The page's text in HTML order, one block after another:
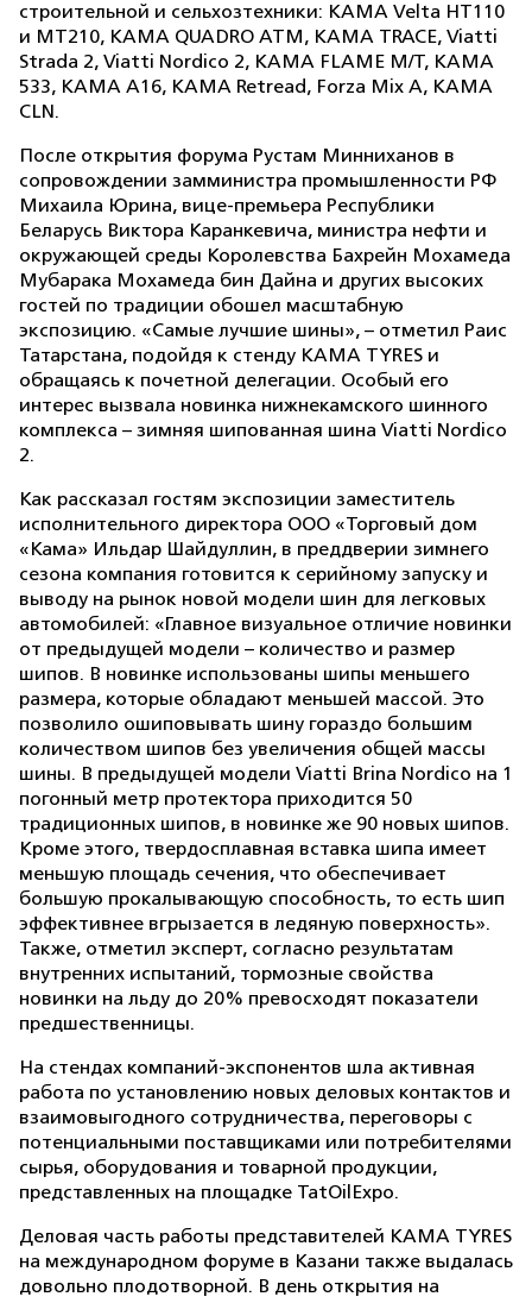
строительной и сельхозтехники: KAMA Velta НТ110
и MT210, KAMA QUADRO ATM, KAMA TRACE, Viatti
Strada 2, Viatti Nordico 2, KAMA FLAME М/Т, KAMA
533, KAMA A16, KAMA Retread, Forza Mix A, KAMA
CLN.
После открытия форума Рустам Минниханов в
сопровождении замминистра промышленности РФ
Михаила Юрина, вице-премьера Республики
Беларусь Виктора Каранкевича, министра нефти и
окружающей среды Королевства Бахрейн Мохамеда
Мубарака Мохамеда бин Дайна и других высоких
гостей по традиции обошел масштабную
экспозицию. «Самые лучшие шины», – отметил Раис
Татарстана, подойдя к стенду KAMA TYRES и
обращаясь к почетной делегации. Особый его
интерес вызвала новинка нижнекамского шинного
комплекса – зимняя шипованная шина Viatti Nordico
2.
Как рассказал гостям экспозиции заместитель
исполнительного директора ООО «Торговый дом
«Кама» Ильдар Шайдуллин, в преддверии зимнего
сезона компания готовится к серийному запуску и
выводу на рынок новой модели шин для легковых
автомобилей: «Главное визуальное отличие новинки
от предыдущей модели – количество и размер
шипов. В новинке использованы шипы меньшего
размера, которые обладают меньшей массой. Это
позволило ошиповывать шину гораздо большим
количеством шипов без увеличения общей массы
шины. В предыдущей модели Viatti Brina Nordico на 1
погонный метр протектора приходится 50
традиционных шипов, в новинке же 90 новых шипов.
Кроме этого, твердосплавная вставка шипа имеет
меньшую площадь сечения, что обеспечивает
большую прокалывающую способность, то есть шип
эффективнее вгрызается в ледяную поверхность».
Также, отметил эксперт, согласно результатам
внутренних испытаний, тормозные свойства
новинки на льду до 20% превосходят показатели
предшественницы.
На стендах компаний-экспонентов шла активная
работа по установлению новых деловых контактов и
взаимовыгодного сотрудничества, переговоры с
потенциальными поставщиками или потребителями
сырья, оборудования и товарной продукции,
представленных на площадке TatOilExpo.
Деловая часть работы представителей KAMA TYRES
на международном форуме в Казани также выдалась
довольно плодотворной. В день открытия на